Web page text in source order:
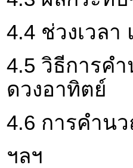
4.4 ช่วงเวลา
4.5 วิธีการค
ดวงอาทิตย์
4.6 การคำน
ฯลฯ